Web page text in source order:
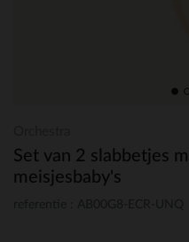
Set van 2 slabbetjes
meisjesbaby's